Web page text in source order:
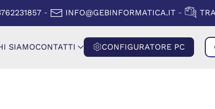
FINESTRA)
- INFO@GEBINFORMATICA.IT (SI APRE
-
SIAMOCONTATTI CONFIGURATORE PC